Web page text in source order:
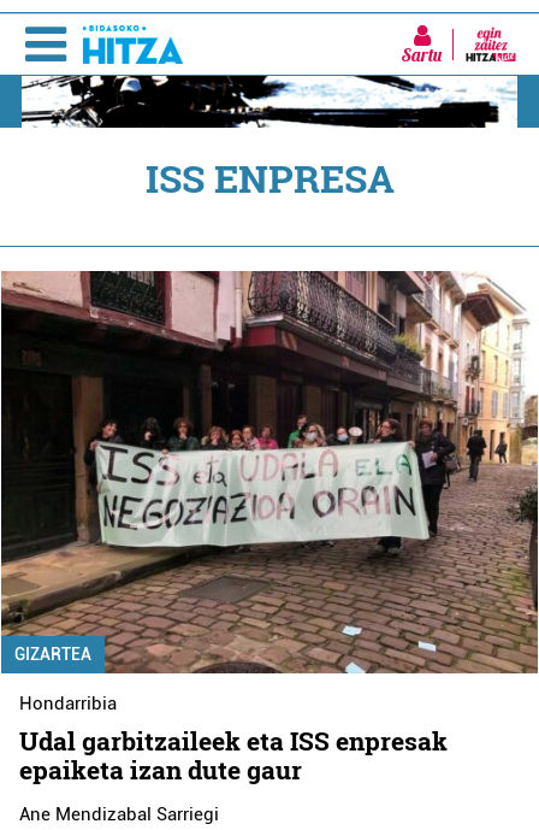
Sartu
ISS ENPRESA
GIZARTEA
Hondarribia
Udal garbitzaileek eta ISS enpresak
epaiketa izan dute gaur
Ane Mendizabal Sarriegi